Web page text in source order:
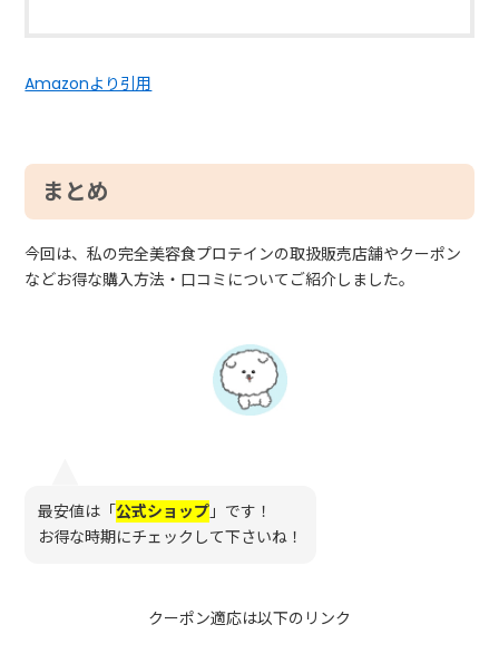
Amazonより引用
まとめ
今回は、私の完全美容食プロテインの取扱販売店舗やクーポン
などお得な購入方法・口コミについてご紹介しました。
最安値は「公式ショップ 」です！
お得な時期にチェックして下さいね！
クーポン適応は以下のリンク